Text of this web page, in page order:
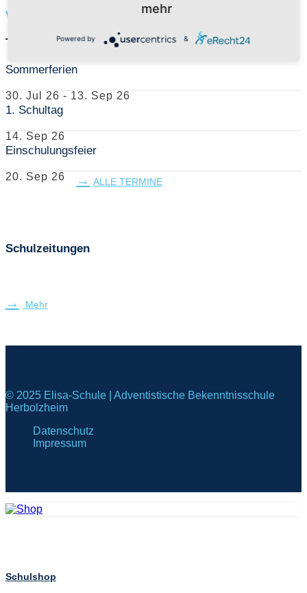
Vorschüler
Termine
Sommerferien
30. Jul 26 - 13. Sep 26
1. Schultag
14. Sep 26
Einschulungsfeier
20. Sep 26 ALLE TERMINE
Schulzeitungen
Mehr
© 2025 Elisa-Schule | Adventistische Bekenntnisschule
Herbolzheim
Datenschutz
Impressum
Schulshop
mehr
Powered by &